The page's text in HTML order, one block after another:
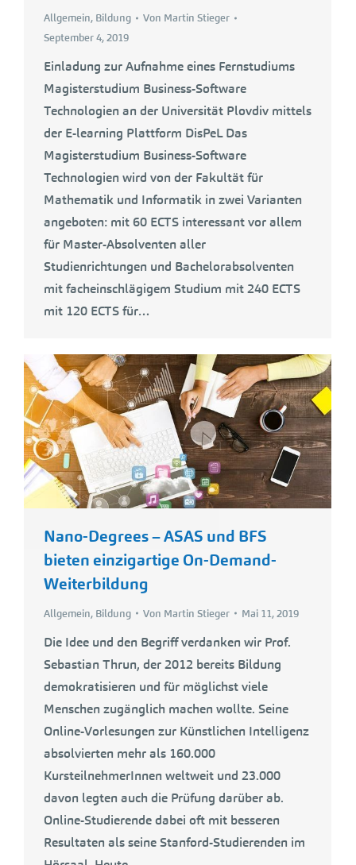
Allgemein, Bildung Von Martin Stieger
September 4, 2019
Einladung zur Aufnahme eines Fernstudiums
Magisterstudium Business-Software
Technologien an der Universität Plovdiv mittels
der E-learning Plattform DisPeL Das
Magisterstudium Business-Software
Technologien wird von der Fakultät für
Mathematik und Informatik in zwei Varianten
angeboten: mit 60 ECTS interessant vor allem
für Master-Absolventen aller
Studienrichtungen und Bachelorabsolventen
mit facheinschlägigem Studium mit 240 ECTS
mit 120 ECTS für…
Nano-Degrees – ASAS und BFS
bieten einzigartige On-Demand-
Weiterbildung
Allgemein, Bildung Von Martin Stieger Mai 11, 2019
Die Idee und den Begriff verdanken wir Prof.
Sebastian Thrun, der 2012 bereits Bildung
demokratisieren und für möglichst viele
Menschen zugänglich machen wollte. Seine
Online-Vorlesungen zur Künstlichen Intelligenz
absolvierten mehr als 160.000
KursteilnehmerInnen weltweit und 23.000
davon legten auch die Prüfung darüber ab.
Online-Studierende dabei oft mit besseren
Resultaten als seine Stanford-Studierenden im